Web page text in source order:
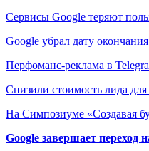
Сервисы Google теряют
Google убрал дату
Перфоманс-реклама в
Снизили стоимость лида
На Симпозиуме «Создавая
Google завершает переход